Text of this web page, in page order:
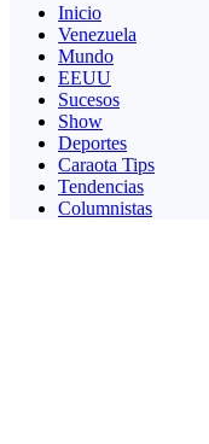
Inicio
Venezuela
Mundo
EEUU
Sucesos
Show
Deportes
Caraota Tips
Tendencias
Columnistas